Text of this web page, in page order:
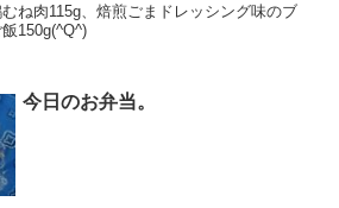
ね肉115g、焙煎ごまドレッシング味のブ
150g(^Q^)
今日のお弁当。